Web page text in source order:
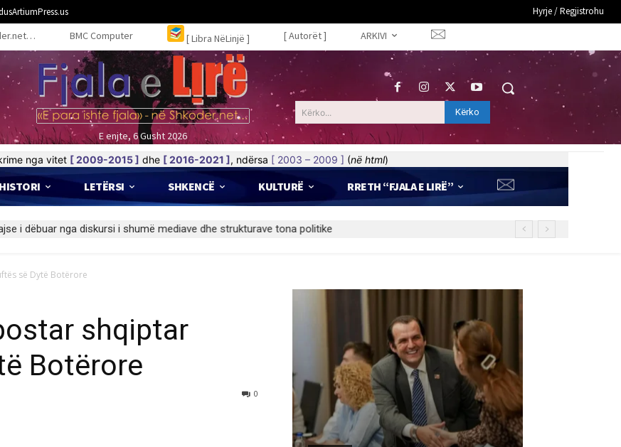
Hyrje / Regjistrohu
BMC Computer [ Libra NëLinjë ] [ Autorët ] ARKIVI
E enjte, 6 Gusht 2026
Kërko... Kërko
nga vitet [ 2009-2015 ] dhe [ 2016-2021 ], ndërsa [ 2003 – 2009 ] (në html)
HISTORI LETËRSI SHKENCË KULTURË RRETH “FJALA E LIRË”
së Dytë Botërore
shqiptar
Botërore
0